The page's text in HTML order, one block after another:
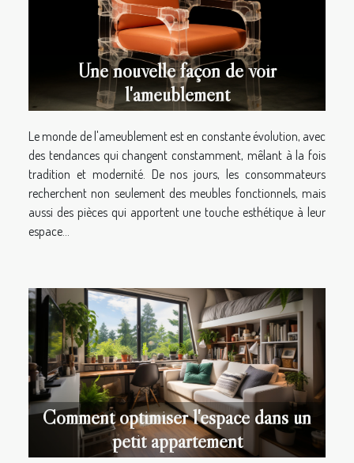
Une nouvelle façon de voir
l'ameublement
Le monde de l'ameublement est en constante évolution, avec
des tendances qui changent constamment, mêlant à la fois
tradition et modernité. De nos jours, les consommateurs
recherchent non seulement des meubles fonctionnels, mais
aussi des pièces qui apportent une touche esthétique à leur
espace...
Comment optimiser l'espace dans un
petit appartement